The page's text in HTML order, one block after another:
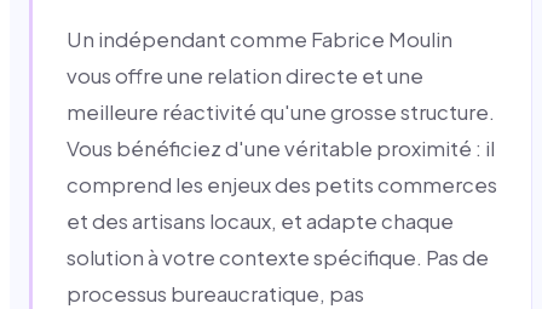
Un indépendant comme Fabrice Moulin
vous offre une relation directe et une
meilleure réactivité qu'une grosse structure.
Vous bénéficiez d'une véritable proximité : il
comprend les enjeux des petits commerces
et des artisans locaux, et adapte chaque
solution à votre contexte spécifique. Pas de
processus bureaucratique, pas